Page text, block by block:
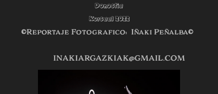
Donostia
Kursaal 2022
©Reportaje Fotografico: Iñaki Peñalba©
INAKIARGAZKIAK@GMAIL.COM